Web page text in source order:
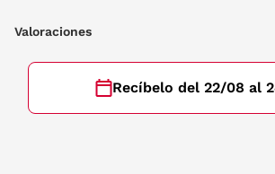
Valoraciones
Recíbelo del 22/08 al